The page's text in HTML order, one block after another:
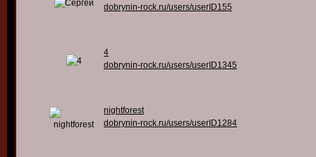
dobrynin-rock.ru/users/userID155
4
dobrynin-rock.ru/users/userID1345
nightforest
dobrynin-rock.ru/users/userID1284